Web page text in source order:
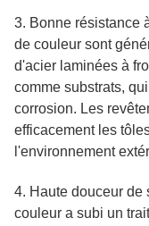
3. Bonne résistance
de couleur sont
d'acier laminées à
comme substrats,
corrosion. Les
efficacement les
l'environnement
4. Haute douceur de
couleur a subi un